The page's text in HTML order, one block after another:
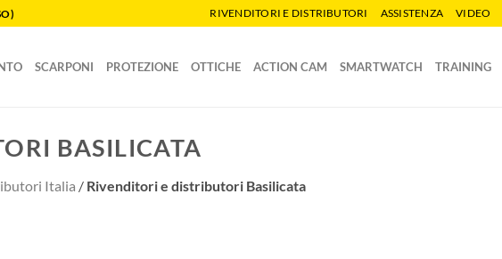
RIVENDITORI E DISTRIBUTORI ASSISTENZA VIDEO
SCARPONI PROTEZIONE OTTICHE ACTION CAM SMARTWATCH TRAINING
BASILICATA
Italia / Rivenditori e distributori Basilicata